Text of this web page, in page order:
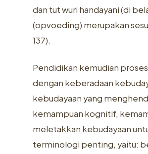
dan tut wuri handayani (di
(opvoeding) merupakan
137).
Pendidikan kemudian
dengan keberadaan
kebudayaan yang
kemampuan kognitif,
meletakkan kebudayaan
terminologi penting, yaitu: